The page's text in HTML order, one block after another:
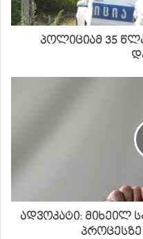
პოლიციამ 35
ადვოკატი: მიხეილ